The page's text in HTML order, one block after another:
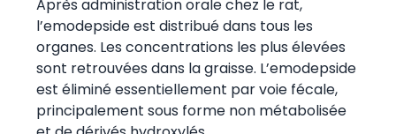
Après administration orale chez le rat,
l’emodepside est distribué dans tous les
organes. Les concentrations les plus élevées
sont retrouvées dans la graisse. L’emodepside
est éliminé essentiellement par voie fécale,
principalement sous forme non métabolisée